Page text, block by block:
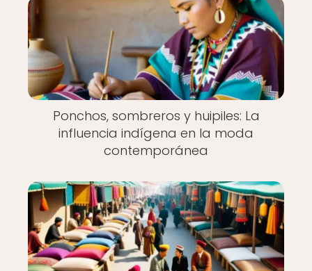
Ponchos, sombreros y huipiles: La
influencia indígena en la moda
contemporánea